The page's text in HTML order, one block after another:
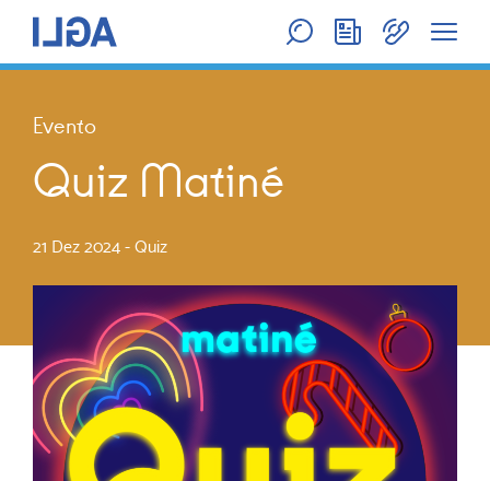
Evento
Quiz Matiné
21 Dez 2024 - Quiz